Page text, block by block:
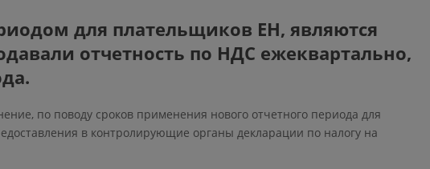
для плательщиков ЕН, являются
отчетность по НДС ежеквартально,
по поводу сроков применения нового отчетного периода для
в контролирующие органы декларации по налогу на